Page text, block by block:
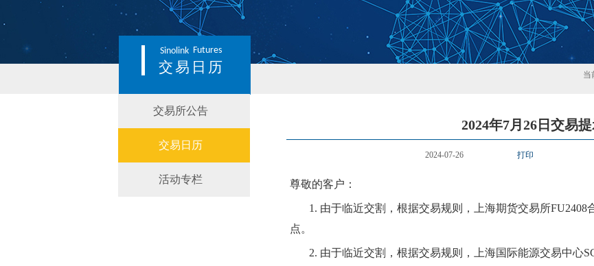
Sinolink Futures
交易日历 当
交易所公告
交易日历
活动专栏
2024年7月26日交易
2024-07-26 打印
尊敬的客户：
1. 由于临近交割，根据交易规则，上海期货交易所FU2408
点。
2. 由于临近交割，根据交易规则，上海国际能源交易中心